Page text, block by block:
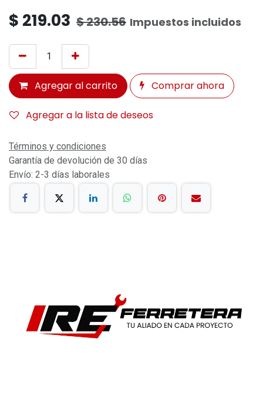
$ 219.03 $230.56 Impuestos incluidos
Agregar al carrito Comprar ahora
Agregar a la lista de deseos
Términos y condiciones
Garantía de devolución de 30 días
Envío: 2-3 días laborales